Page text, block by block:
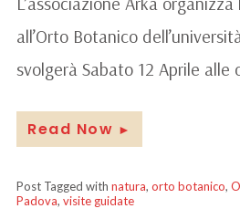
all’Orto Botanico
svolgerà Sabato 12 Aprile alle
Read Now ►
Post Tagged with natura, orto botanico,
Padova, visite guidate